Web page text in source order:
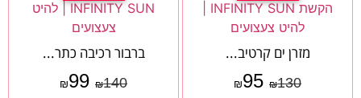
מזרן ים קרטיב...
₪130
₪95
ברבור רכיבה כתר...
₪140
₪99